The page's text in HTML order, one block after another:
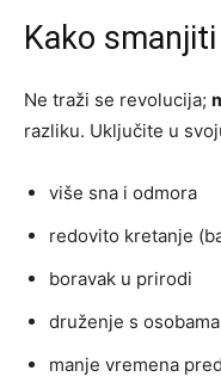
Kako
Ne traži se revolucija;
razliku. Uključite u
više sna i odmora
redovito kretanje
boravak u prirodi
druženje s
manje vremena